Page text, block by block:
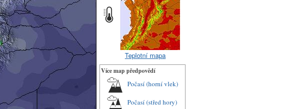
Teplotní mapa
Více map předpovědí
Počasí (horní vlek)
Počasí (střed hory)